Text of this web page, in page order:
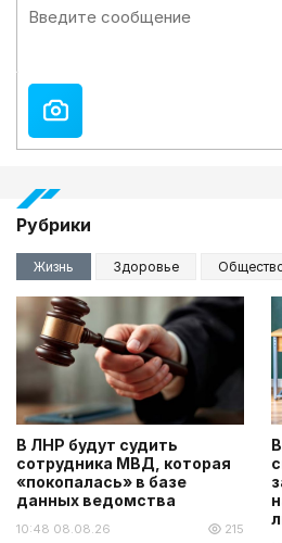
Рубрики
Жизнь Здоровье
В ЛНР будут судить
сотрудника МВД, которая
«покопалась» в базе
данных ведомства
10:48 08.08.26 215